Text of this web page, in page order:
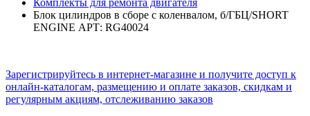
Комплекты для ремонта двигателя
Блок цилиндров в сборе с коленвалом, б/ГБЦ/SHORT
ENGINE АРТ: RG40024
Зарегистрируйтесь в интернет-магазине и получите доступ к
онлайн-каталогам, размещению и оплате заказов, скидкам и
регулярным акциям, отслеживанию заказов